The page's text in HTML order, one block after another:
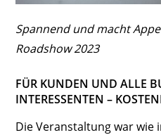
Spannend und macht
Roadshow 2023
FÜR KUNDEN UND ALLE
INTERESSENTEN –
Die Veranstaltung war